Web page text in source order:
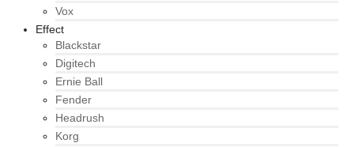
Vox
Effect
Blackstar
Digitech
Ernie Ball
Fender
Headrush
Korg